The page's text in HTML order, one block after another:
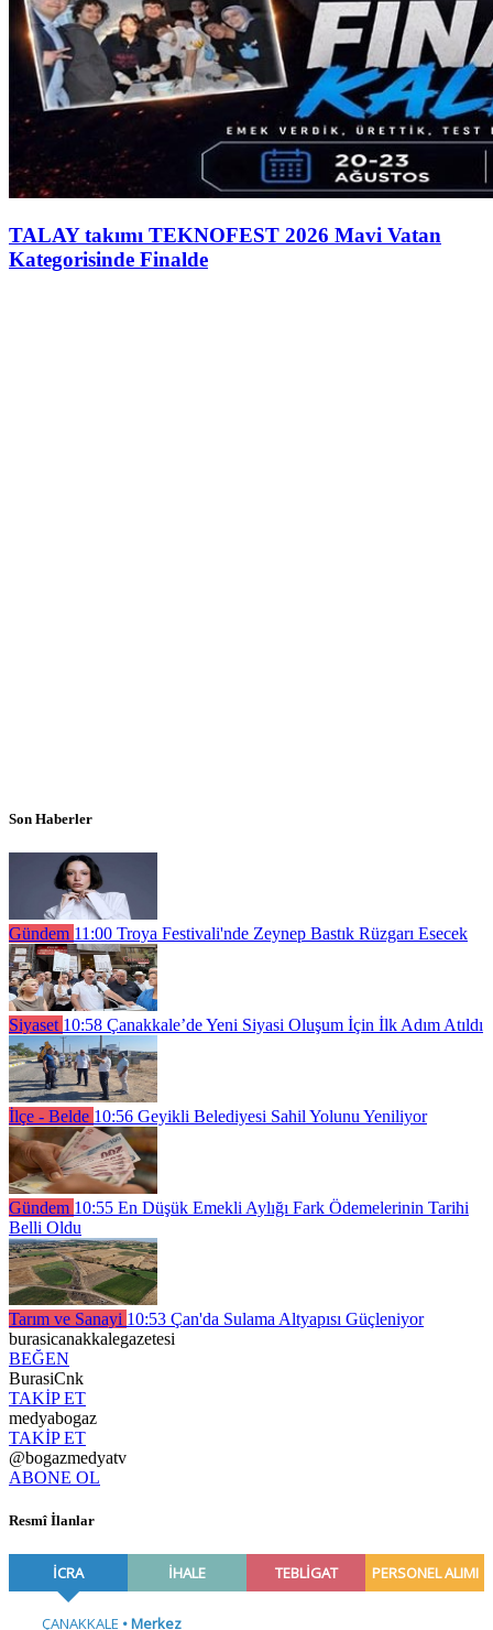
TALAY takımı TEKNOFEST 2026 Mavi Vatan
Kategorisinde Finalde
Son Haberler
Gündem 11:00 Troya Festivali'nde Zeynep Bastık Rüzgarı Esecek
Siyaset 10:58 Çanakkale’de Yeni Siyasi Oluşum İçin İlk Adım Atıldı
İlçe - Belde 10:56 Geyikli Belediyesi Sahil Yolunu Yeniliyor
Gündem 10:55 En Düşük Emekli Aylığı Fark Ödemelerinin Tarihi
Belli Oldu
Tarım ve Sanayi 10:53 Çan'da Sulama Altyapısı Güçleniyor
burasicanakkalegazetesi
BEĞEN
BurasiCnk
TAKİP ET
medyabogaz
TAKİP ET
@bogazmedyatv
ABONE OL
Resmî İlanlar